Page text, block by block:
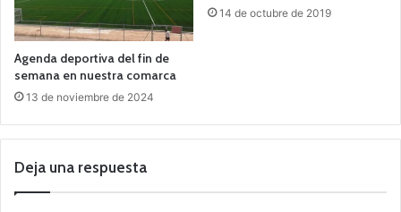
Agenda deportiva del fin de
semana en nuestra comarca
13 de noviembre de 2024
14 de octubre de 2019
Deja una respuesta